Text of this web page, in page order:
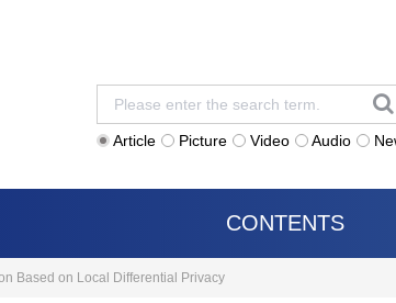
Article Picture Video Audio
CONTENTS
Based on Local Differential Privacy